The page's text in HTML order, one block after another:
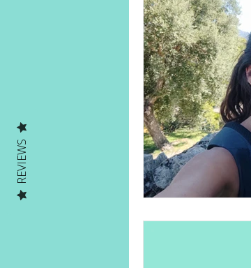
REVIEWS